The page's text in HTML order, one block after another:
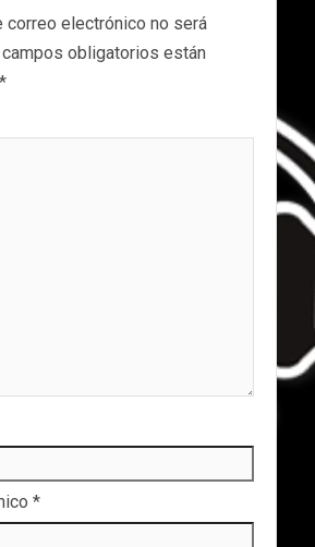
correo electrónico no será
obligatorios están
*
*